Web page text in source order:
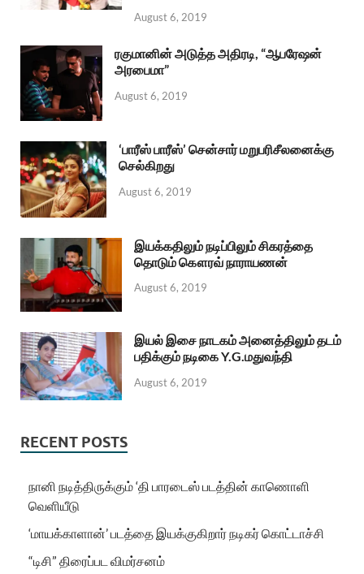
August 6, 2019
ரகுமானின் அடுத்த அதிரடி, “ஆபரேஷன்
அரபைமா”
August 6, 2019
‘பாரீஸ் பாரீஸ்’ சென்சார் மறுபரிசீலனைக்கு
செல்கிறது
August 6, 2019
இயக்கதிலும் நடிப்பிலும் சிகரத்தை
தொடும் கௌரவ் நாராயணன்
August 6, 2019
இயல் இசை நாடகம் அனைத்திலும் தடம்
பதிக்கும் நடிகை Y.G.மதுவந்தி
August 6, 2019
RECENT POSTS
நானி நடித்திருக்கும் ‘தி பாரடைஸ் படத்தின் காணொளி
வெளியீடு
‘மாயக்காளான்’ படத்தை இயக்குகிறார் நடிகர் கொட்டாச்சி
“டிசி” திரைப்பட விமர்சனம்